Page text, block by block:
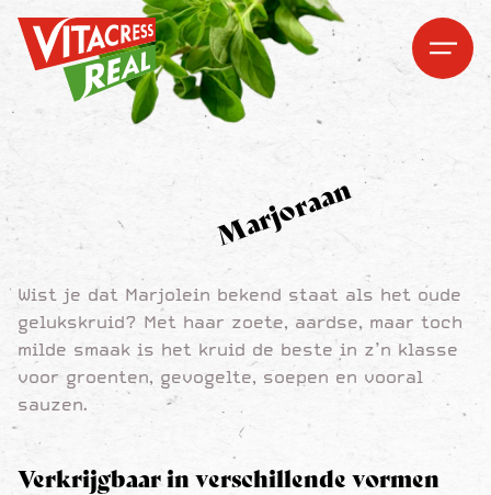
Vitacress Real Open
Vitacress Real Open
Marjoraan
Wist je dat Marjolein bekend staat als het oude
gelukskruid? Met haar zoete, aardse, maar toch
milde smaak is het kruid de beste in z’n klasse
voor groenten, gevogelte, soepen en vooral
sauzen.
Verkrijgbaar in verschillende vormen